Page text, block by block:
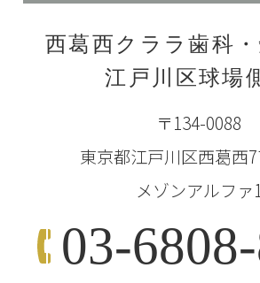
西葛西クララ歯科
江戸川区球場
〒134-0088
東京都江戸川区西葛西
メゾンアルファ
03-